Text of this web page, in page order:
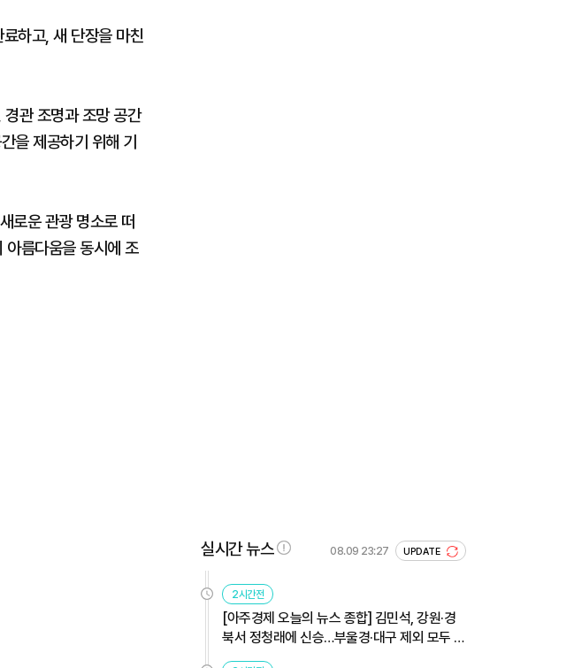
하고, 새 단장을 마친
관 조명과 조망 공간
을 제공하기 위해 기
로운 관광 명소로 떠
아름다움을 동시에 조
실시간 뉴스 08.09 23:27 UPDATE
2시간전
[아주경제 오늘의 뉴스 종합] 김민석, 강원·경
북서 정청래에 신승…부울경·대구 제외 모두 웃
었다 外